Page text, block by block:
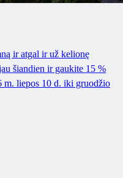
ir atgal ir už kelionę
šiandien ir gaukite 15 %
m. liepos 10 d. iki gruodžio